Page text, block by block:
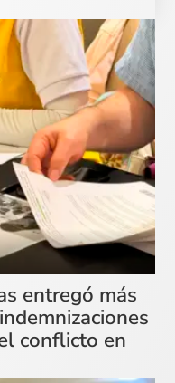
entregó más
conflicto en